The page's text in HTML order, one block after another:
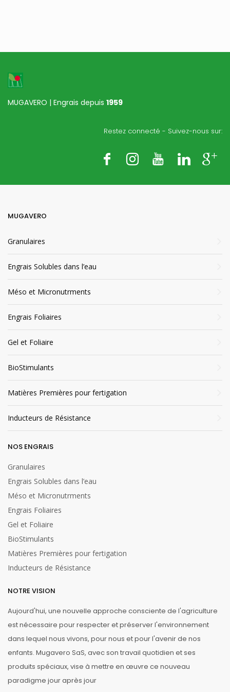
Eco-sustainable
5/20
Fertirrigation
MUGAVERO | Engrais depuis 1959
Restez connecté - Suivez-nous sur:
MUGAVERO
Granulaires
Engrais Solubles dans l’eau
Méso et Micronutrments
Engrais Foliaires
Gel et Foliaire
BioStimulants
Matières Premières pour fertigation
Inducteurs de Résistance
NOS ENGRAIS
Granulaires
Engrais Solubles dans l’eau
Méso et Micronutrments
Engrais Foliaires
Gel et Foliaire
BioStimulants
Matières Premières pour fertigation
Inducteurs de Résistance
NOTRE VISION
Aujourd'hui, une nouvelle approche consciente de l'agriculture
est nécessaire pour respecter et préserver l'environnement
dans lequel nous vivons, pour nous et pour l'avenir de nos
enfants. Mugavero SaS, avec son travail quotidien et ses
produits spéciaux, vise à mettre en œuvre ce nouveau
paradigme jour après jour